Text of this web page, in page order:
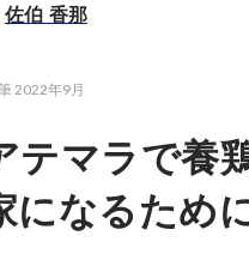
佐伯 香那
2022年9月
テマラで養
になるため